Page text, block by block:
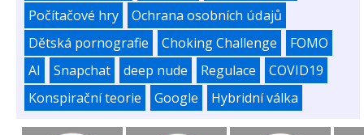
Počítačové hry
Ochrana osobních údajů
Dětská pornografie
Choking Challenge
FOMO
AI
Snapchat deep nude Regulace
COVID19
Konspirační teorie
Google Hybridní válka